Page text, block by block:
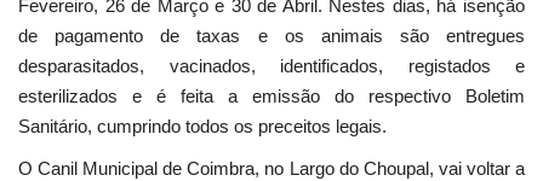
Fevereiro, 26 de Março e 30 de Abril. Nestes dias, há isenção
de pagamento de taxas e os animais são entregues
desparasitados, vacinados, identificados, registados e
esterilizados e é feita a emissão do respectivo Boletim
Sanitário, cumprindo todos os preceitos legais.
O Canil Municipal de Coimbra, no Largo do Choupal, vai voltar a